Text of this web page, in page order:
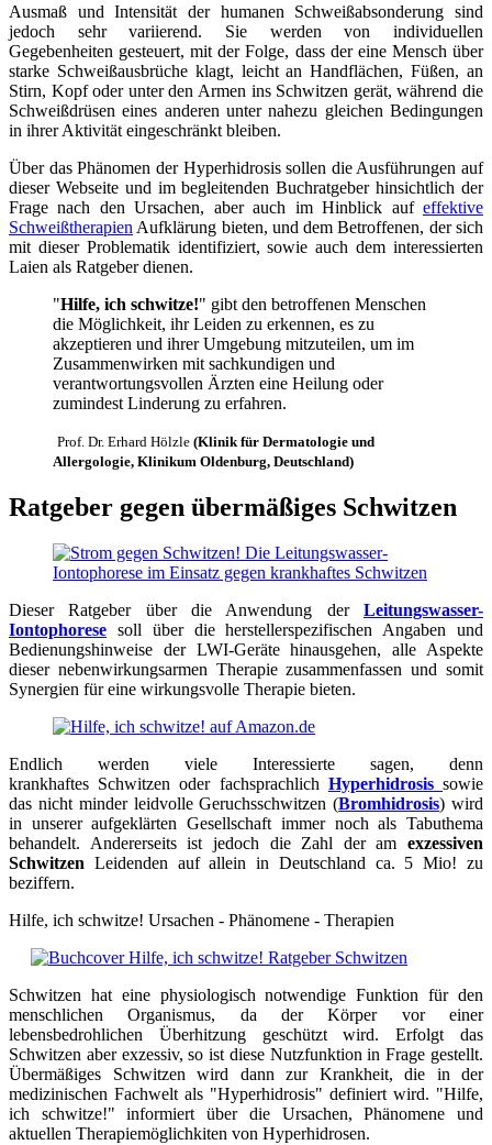
Ausmaß und Intensität der humanen Schweißabsonderung sind
jedoch sehr variierend. Sie werden von individuellen
Gegebenheiten gesteuert, mit der Folge, dass der eine Mensch über
starke Schweißausbrüche klagt, leicht an Handflächen, Füßen, an
Stirn, Kopf oder unter den Armen ins Schwitzen gerät, während die
Schweißdrüsen eines anderen unter nahezu gleichen Bedingungen
in ihrer Aktivität eingeschränkt bleiben.
Über das Phänomen der Hyperhidrosis sollen die Ausführungen auf
dieser Webseite und im begleitenden Buchratgeber hinsichtlich der
Frage nach den Ursachen, aber auch im Hinblick auf effektive
Schweißtherapien Aufklärung bieten, und dem Betroffenen, der sich
mit dieser Problematik identifiziert, sowie auch dem interessierten
Laien als Ratgeber dienen.
"Hilfe, ich schwitze!" gibt den betroffenen Menschen
die Möglichkeit, ihr Leiden zu erkennen, es zu
akzeptieren und ihrer Umgebung mitzuteilen, um im
Zusammenwirken mit sachkundigen und
verantwortungsvollen Ärzten eine Heilung oder
zumindest Linderung zu erfahren.
Prof. Dr. Erhard Hölzle (Klinik für Dermatologie und
Allergologie, Klinikum Oldenburg, Deutschland)
Ratgeber gegen übermäßiges Schwitzen
Dieser Ratgeber über die Anwendung der Leitungswasser-
Iontophorese soll über die herstellerspezifischen Angaben und
Bedienungshinweise der LWI-Geräte hinausgehen, alle Aspekte
dieser nebenwirkungsarmen Therapie zusammenfassen und somit
Synergien für eine wirkungsvolle Therapie bieten.
Endlich werden viele Interessierte sagen, denn
krankhaftes Schwitzen oder fachsprachlich Hyperhidrosis sowie
das nicht minder leidvolle Geruchsschwitzen (Bromhidrosis) wird
in unserer aufgeklärten Gesellschaft immer noch als Tabuthema
behandelt. Andererseits ist jedoch die Zahl der am exzessiven
Schwitzen Leidenden auf allein in Deutschland ca. 5 Mio! zu
beziffern.
Hilfe, ich schwitze! Ursachen - Phänomene - Therapien
Schwitzen hat eine physiologisch notwendige Funktion für den
menschlichen Organismus, da der Körper vor einer
lebensbedrohlichen Überhitzung geschützt wird. Erfolgt das
Schwitzen aber exzessiv, so ist diese Nutzfunktion in Frage gestellt.
Übermäßiges Schwitzen wird dann zur Krankheit, die in der
medizinischen Fachwelt als "Hyperhidrosis" definiert wird. "Hilfe,
ich schwitze!" informiert über die Ursachen, Phänomene und
aktuellen Therapiemöglichkiten von Hyperhidrosen.